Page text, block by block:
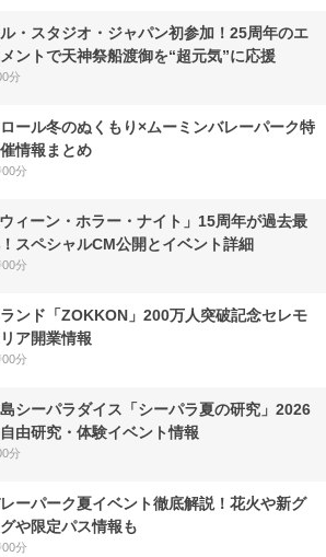
・スタジオ・ジャパン初参加！25周年のエ
ントで天神祭船渡御を“超元気”に応援
分
ール冬のぬくもり×ムーミンバレーパーク特
情報まとめ
分
ィーン・ホラー・ナイト」15周年が過去最
スペシャルCM公開とイベント詳細
分
ンド「ZOKKON」200万人突破記念セレモ
ア開業情報
分
シーパラダイス「シーパラ夏の研究」2026
由研究・体験イベント情報
分
ーパーク夏イベント徹底解説！花火や新グ
や限定パス情報も
分